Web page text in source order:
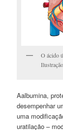
O ácido
Aalbumina,
desempenhar
uma
uratilação –